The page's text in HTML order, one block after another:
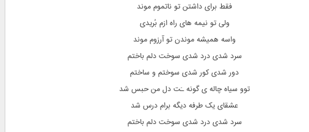
فقط برای داشتن تو ناتموم موند
ولی تو نیمه های راه ازم بُریدی
واسه همیشه موندن تو آرزوم موند
سرد شدی درد شدی سوخت دلم باختم
دور شدی کور شدی سوختم و ساختم
توو سیاه چاله ی گونه ـَت دل من حبس شد
عشقای یک طرفه دیگه برام درس شد
سرد شدی درد شدی سوخت دلم باختم